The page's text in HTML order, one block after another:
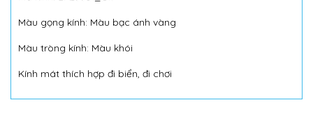
Màu gọng kính: Màu bạc ánh vàng
Màu tròng kính: Màu khói
Kính mát thích hợp đi biển, đi chơi